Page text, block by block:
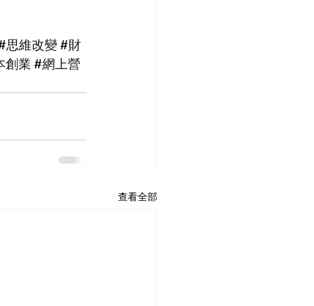
思維改變#財
創業 #網上營
查看全部